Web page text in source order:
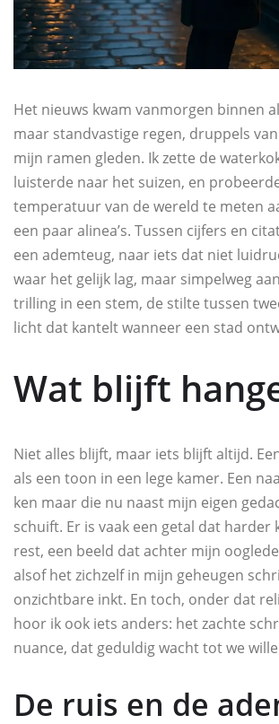
Het nieuws kwam vanmorgen binnen
maar standvastige regen, druppels
mijn ramen gleden. Ik zette de
luisterde naar het suizen, en
temperatuur van de wereld te meten
een paar alinea’s. Tussen cijfers en
een ademteug, naar iets dat niet
waar het gelijk lag, maar simpelweg
trilling in een stem, de stilte tussen
licht dat kantelt wanneer een stad
Wat blijft
Niet alles blijft, maar iets blijft altijd.
als een toon in een lege kamer. Een
ken maar die nu naast mijn eigen
schuift. Er is vaak een getal dat harder
rest, een beeld dat achter mijn
alsof het zichzelf in mijn geheugen
onzichtbare inkt. En toch, onder dat
hoor ik ook iets anders: het zachte
nuance, dat geduldig wacht tot we
De ruis en de